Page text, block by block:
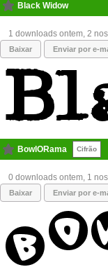
Black Widow
1 downloads ontem, 2
Baixar Enviar por e-
BowlORama Cifrão
0 downloads ontem, 1
Baixar Enviar por e-